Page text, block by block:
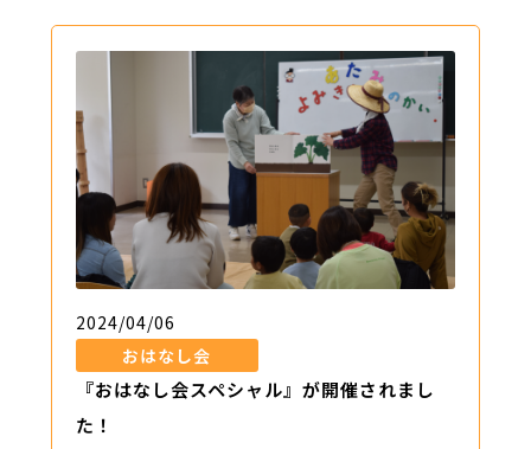
2024/04/06
おはなし会
『おはなし会スペシャル』が開催されまし
た！